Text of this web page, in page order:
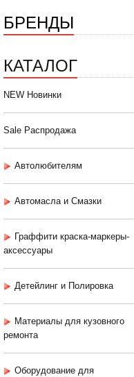
БРЕНДЫ
КАТАЛОГ
NEW Новинки
Sale Распродажа
Автолюбителям
Автомасла и Смазки
Граффити краска-маркеры-
аксессуары
Детейлинг и Полировка
Материалы для кузовного
ремонта
Оборудование для